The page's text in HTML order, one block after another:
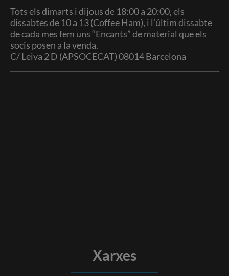
Tots els dimarts i dijous de 18:00 a 20:00, els
dissabtes de 10 a 13 (Coffee Ham), i l’últim dissabte
de cada mes fem uns “Encants” de material que els
socis posen a la venda.
C/ Leiva 2 D (APSOCECAT) 08014 Barcelona
Xarxes